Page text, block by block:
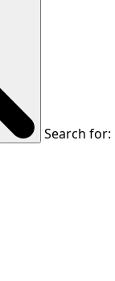
Search for: